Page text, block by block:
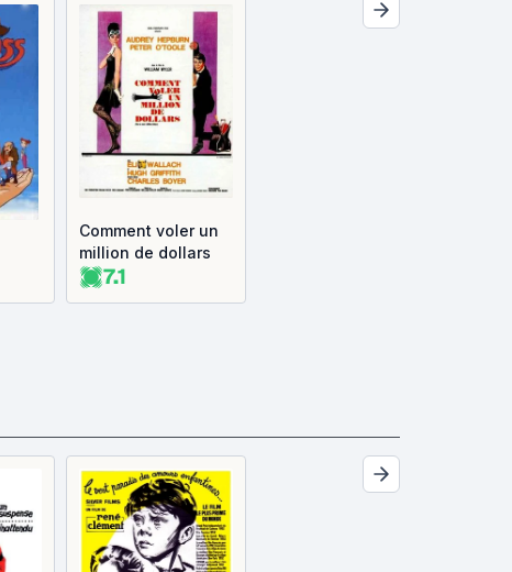
Comment voler un
million de dollars
7.1